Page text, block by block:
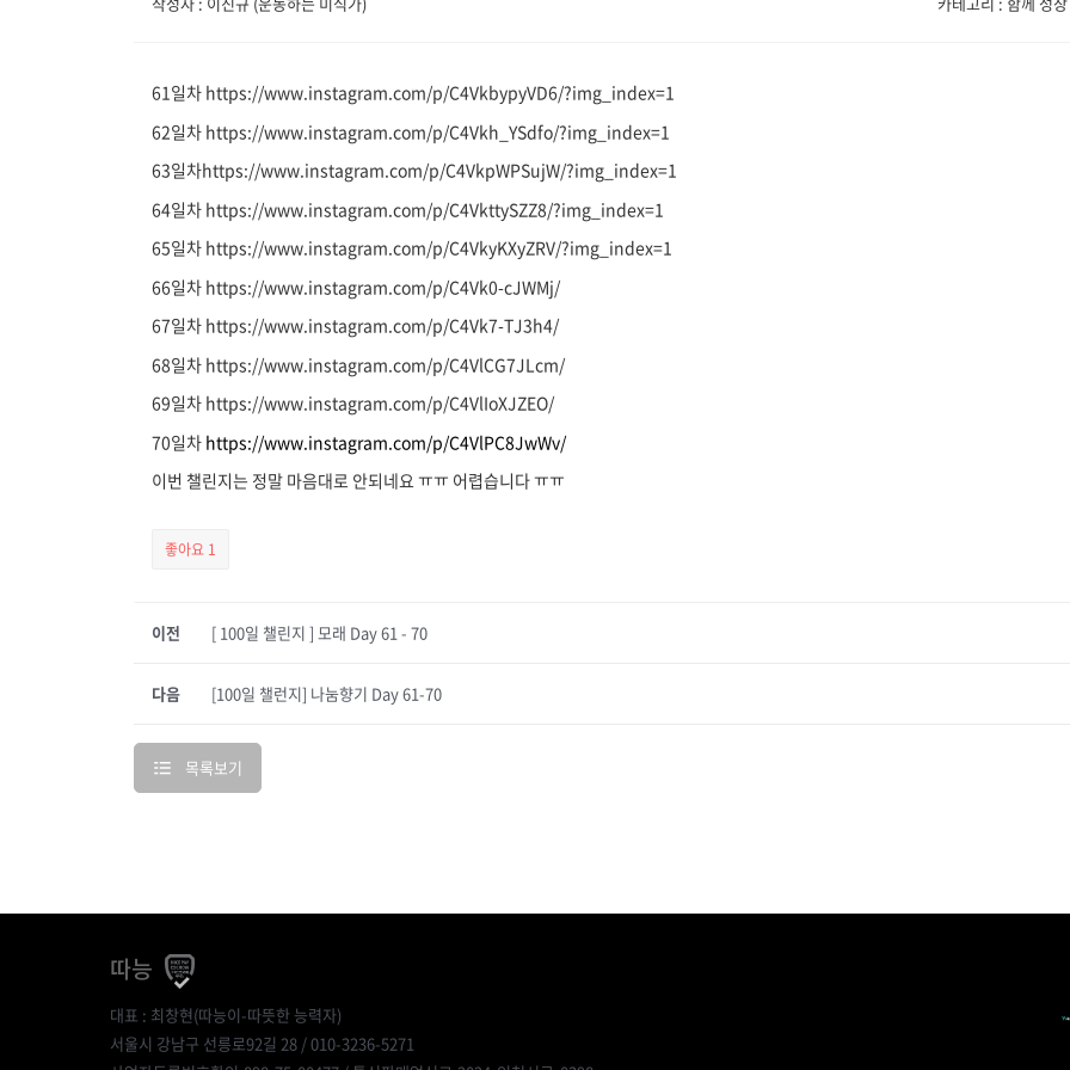
61일차 https://www.instagram.com/p/C4VkbypyVD6/?img_index=1
62일차 https://www.instagram.com/p/C4Vkh_YSdfo/?img_index=1
63일차https://www.instagram.com/p/C4VkpWPSujW/?img_index=1
64일차 https://www.instagram.com/p/C4VkttySZZ8/?img_index=1
65일차 https://www.instagram.com/p/C4VkyKXyZRV/?img_index=1
66일차 https://www.instagram.com/p/C4Vk0-cJWMj/
67일차 https://www.instagram.com/p/C4Vk7-TJ3h4/
68일차 https://www.instagram.com/p/C4VlCG7JLcm/
69일차 https://www.instagram.com/p/C4VlIoXJZEO/
70일차 https://www.instagram.com/p/C4VlPC8JwWv/
이번 챌린지는 정말 마음대로 안되네요 ㅠㅠ 어렵습니다 ㅠㅠ
좋아요 1
이전 [ 100일 챌린지 ] 모래 Day 61 - 70
[100일 챌런지] 나눔향기 Day 61-70
다음
목록보기
따능
대표 : 최창현(따능이-따뜻한 능력자)
서울시 강남구 선릉로92길 28 / 010-3236-5271